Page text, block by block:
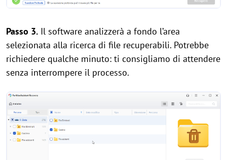
Passo 3. Il software analizzerà a fondo l’area
selezionata alla ricerca di file recuperabili. Potrebbe
richiedere qualche minuto: ti consigliamo di attendere
senza interrompere il processo.